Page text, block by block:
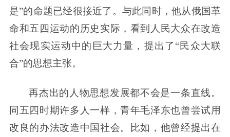
是”的命题已经很接近了。与此同时，他从俄国革
命和五四运动的历史实际，看到人民大众在改造
社会现实运动中的巨大力量，提出了“民众大联
合”的思想主张。
再杰出的人物思想发展都不会是一条直线。
同五四时期许多人一样，青年毛泽东也曾尝试用
改良的办法改造中国社会。比如，他曾经提出在